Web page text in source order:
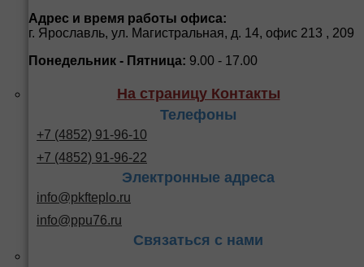
Адрес и время работы офиса:
г. Ярославль, ул. Магистральная, д. 14, офис 213 , 209
Понедельник - Пятница: 9.00 - 17.00
На страницу Контакты
Телефоны
+7 (4852) 91-96-10
+7 (4852) 91-96-22
Электронные адреса
info@pkfteplo.ru
info@ppu76.ru
Связаться с нами